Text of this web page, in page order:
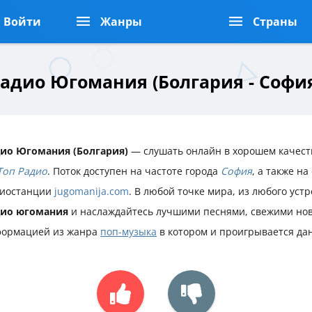
Войти Жанры Страны
Югомания (Болгария -
Югомания (Болгария) — слушать онлайн в хорошем
Радио. Поток доступен на частоте города София, а также
jugomanija.com. В любой точке мира, из любого
югомания и наслаждайтесь лучшими песнями, свежими
из жанра поп-музыка в котором и проигрывается